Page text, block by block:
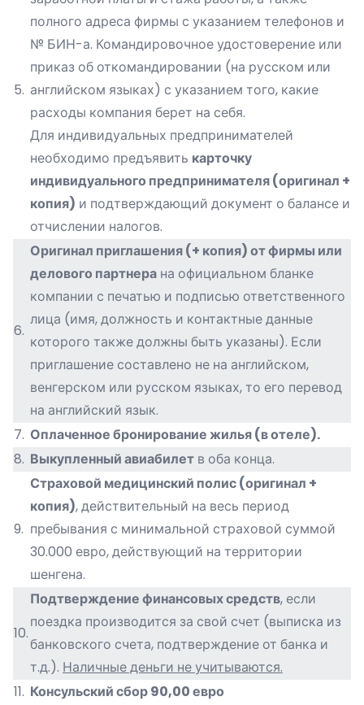
5.
полного адреса фирмы с указанием телефонов и
№ БИН-а. Командировочное удостоверение или
приказ об откомандировании (на русском или
английском языках) с указанием того, какие
расходы компания берет на себя.
Для индивидуальных предпринимателей
необходимо предъявить карточку
индивидуального предпринимателя (оригинал +
копия) и подтверждающий документ о балансе и
отчислении налогов.
6.
Оригинал приглашения (+ копия) от фирмы или
делового партнера на официальном бланке
компании с печатью и подписью ответственного
лица (имя, должность и контактные данные
которого также должны быть указаны). Если
приглашение составлено не на английском,
венгерском или русском языках, то его перевод
на английский язык.
7. Оплаченное бронирование жилья (в отеле).
8. Выкупленный авиабилет в оба конца.
9.
Страховой медицинский полис (оригинал +
копия), действительный на весь период
пребывания с минимальной страховой суммой
30.000 евро, действующий на территории
шенгена.
10.
Подтверждение финансовых средств, если
поездка производится за свой счет (выписка из
банковского счета, подтверждение от банка и
т.д.). Наличные деньги не учитываются.
11. Консульский сбор90,00 евро